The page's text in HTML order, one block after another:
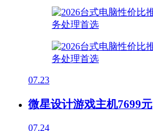
07.23
微星设计游戏主机7699元
07.24